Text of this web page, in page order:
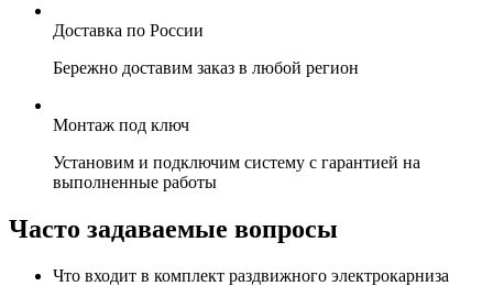
Доставка по России
Бережно доставим заказ в любой регион
Монтаж под ключ
Установим и подключим систему с гарантией на
выполненные работы
Часто задаваемые вопросы
Что входит в комплект раздвижного электрокарниза